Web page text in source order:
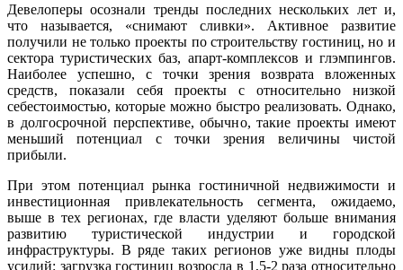
Девелоперы осознали тренды последних нескольких лет и,
что называется, «снимают сливки». Активное развитие
получили не только проекты по строительству гостиниц, но и
сектора туристических баз, апарт-комплексов и глэмпингов.
Наиболее успешно, с точки зрения возврата вложенных
средств, показали себя проекты с относительно низкой
себестоимостью, которые можно быстро реализовать. Однако,
в долгосрочной перспективе, обычно, такие проекты имеют
меньший потенциал с точки зрения величины чистой
прибыли.
При этом потенциал рынка гостиничной недвижимости и
инвестиционная привлекательность сегмента, ожидаемо,
выше в тех регионах, где власти уделяют больше внимания
развитию туристической индустрии и городской
инфраструктуры. В ряде таких регионов уже видны плоды
усилий: загрузка гостиниц возросла в 1,5-2 раза относительно